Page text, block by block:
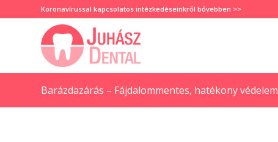
Koronavírussal kapcsolatos intézkedéseinkről bővebben >>
Barázdazárás – Fájdalommentes, hatékony védelem